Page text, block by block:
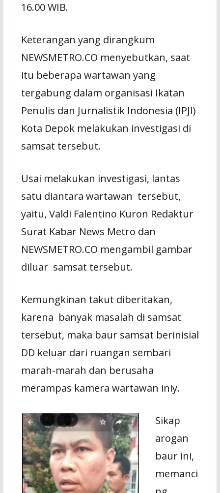
16.00 WIB.
Keterangan yang dirangkum
NEWSMETRO.CO menyebutkan, saat
itu beberapa wartawan yang
tergabung dalam organisasi Ikatan
Penulis dan Jurnalistik Indonesia (IPJI)
Kota Depok melakukan investigasi di
samsat tersebut.
Usai melakukan investigasi, lantas
satu diantara wartawan tersebut,
yaitu, Valdi Falentino Kuron Redaktur
Surat Kabar News Metro dan
NEWSMETRO.CO mengambil gambar
diluar samsat tersebut.
Kemungkinan takut diberitakan,
karena banyak masalah di samsat
tersebut, maka baur samsat berinisial
DD keluar dari ruangan sembari
marah-marah dan berusaha
merampas kamera wartawan iniy.
Sikap
arogan
baur ini,
memanci